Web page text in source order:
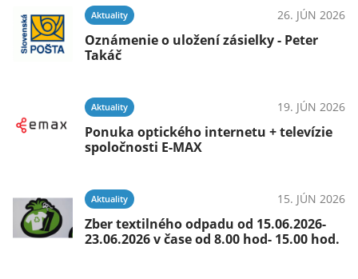
Aktuality 26. JÚN 2026
Oznámenie o uložení zásielky - Peter
Takáč
Aktuality 19. JÚN 2026
Ponuka optického internetu + televízie
spoločnosti E-MAX
Aktuality 15. JÚN 2026
Zber textilného odpadu od 15.06.2026-
23.06.2026 v čase od 8.00 hod- 15.00 hod.